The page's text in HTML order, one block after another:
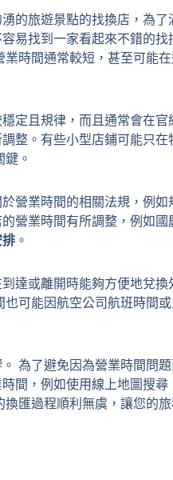
的旅遊景點的找換店，為
易找到一家看起來不錯的
時間通常較短，甚至可能
定且規律，而且通常會在
整。有些小型店鋪可能只
。
營業時間的相關法規，例
營業時間有所調整，例如
。
達或離開時能夠方便地兌
可能因航空公司航班時間
為了避免因為營業時間問
間，例如使用線上地圖搜
匯過程順利無虞，讓您的旅